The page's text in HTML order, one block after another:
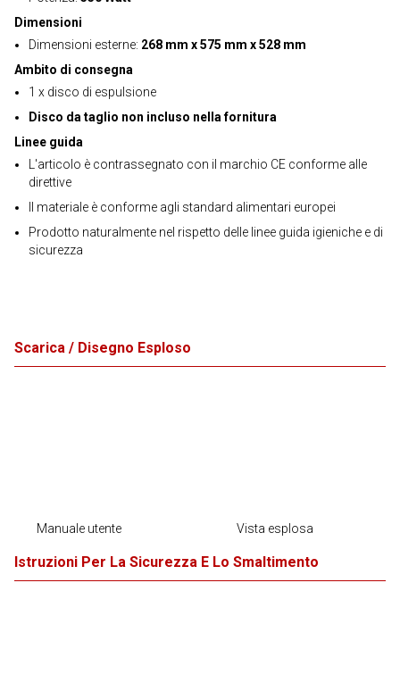
Dimensioni
Dimensioni esterne: 268 mm x 575 mm x 528 mm
Ambito di consegna
1 x disco di espulsione
Disco da taglio non incluso nella fornitura
Linee guida
L'articolo è contrassegnato con il marchio CE conforme alle
direttive
Il materiale è conforme agli standard alimentari europei
Prodotto naturalmente nel rispetto delle linee guida igieniche e di
sicurezza
Scarica / Disegno Esploso
Manuale utente Vista esplosa
Istruzioni Per La Sicurezza E Lo Smaltimento